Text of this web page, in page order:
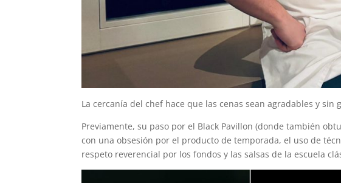
La cercanía del chef hace que las cenas sean agradables y sin
Previamente, su paso por el Black Pavillon (donde también
con una obsesión por el producto de temporada, el uso de
respeto reverencial por los fondos y las salsas de la escuela